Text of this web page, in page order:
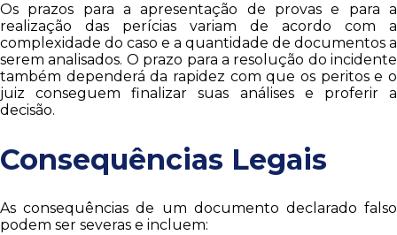
Os prazos para a apresentação de provas e para a
realização das perícias variam de acordo com a
complexidade do caso e a quantidade de documentos a
serem analisados. O prazo para a resolução do incidente
também dependerá da rapidez com que os peritos e o
juiz conseguem finalizar suas análises e proferir a
decisão.
Consequências Legais
As consequências de um documento declarado falso
podem ser severas e incluem: